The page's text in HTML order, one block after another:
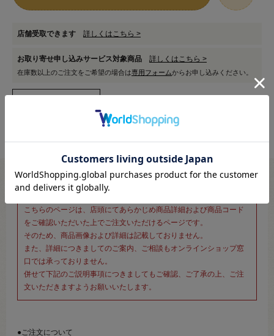
店舗受取できます 詳しくはこちら >
お取り寄せ申し込みサービス対象商品 詳しくはこちら >
在庫数以上のご注文をご希望の場合は専用フォームからお申し込みください。
※新宿オカダヤ本店お取り扱い商品のご注文専用ページです※
こちらのページは、店頭にてあらかじめ商品詳細および商品コード
をご確認いただいた上でご注文いただけるページです。
そのため、商品画像および詳細は記載しておりません。
また、詳細につきましてのご案内、ご相談もオンラインショップ窓
口では承っておりません。
併せて下記のご説明事項につきましてもご確認、ご了承の上、ご注
文いただきますようお願いいたします。
●ご注文について